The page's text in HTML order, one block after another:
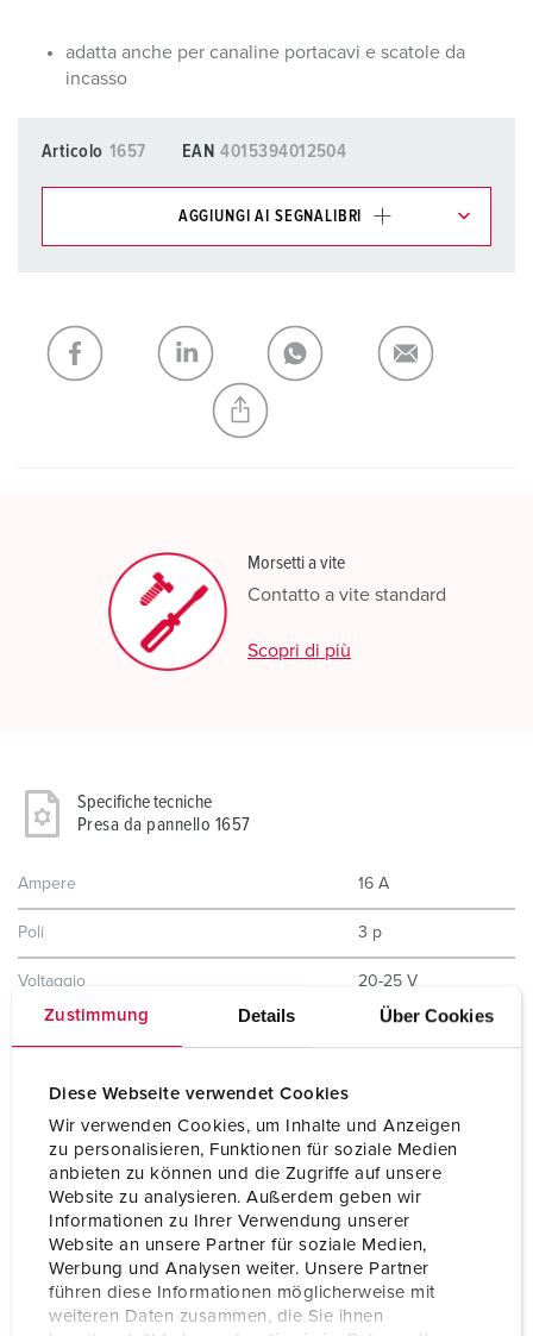
Zustimmung Details Über Cookies
Diese Webseite verwendet Cookies
Wir verwenden Cookies, um Inhalte und Anzeigen
zu personalisieren, Funktionen für soziale Medien
anbieten zu können und die Zugriffe auf unsere
Website zu analysieren. Außerdem geben wir
Informationen zu Ihrer Verwendung unserer
Website an unsere Partner für soziale Medien,
Werbung und Analysen weiter. Unsere Partner
führen diese Informationen möglicherweise mit
weiteren Daten zusammen, die Sie ihnen
adatta anche per canaline portacavi e scatole da
incasso
Articolo 1657 EAN 4015394012504
AGGIUNGI AI SEGNALIBRI
CREA NUOVA LISTA
Morsetti a vite
Contatto a vite standard
Scopri di più
Specifiche tecniche
Presa da pannello 1657
Ampere 16 A
Poli 3 p
Voltaggio 20-25 V
Contatti standard
Grado di protezione IP44
Flangia 75x75 mm
Fori di fissaggio 60x60 mm
Peso 147 g